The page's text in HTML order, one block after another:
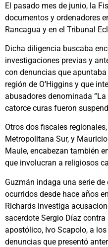
El pasado mes de junio, la
documentos y ordenadores
Rancagua y en el Tribunal
Dicha diligencia buscaba
investigaciones previas y
con denuncias que
región de O’Higgins y que
abusadores denominada
catorce curas fueron
Otros dos fiscales
Metropolitana Sur, y
Maule, encabezan también
que involucran a religiosos
Guzmán indaga una serie
ocurridos desde hace años
Richards investiga
sacerdote Sergio Díaz
apostólico, Ivo Scapolo, a
denuncias que presentó